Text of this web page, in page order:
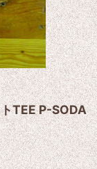
TEE P-SODA